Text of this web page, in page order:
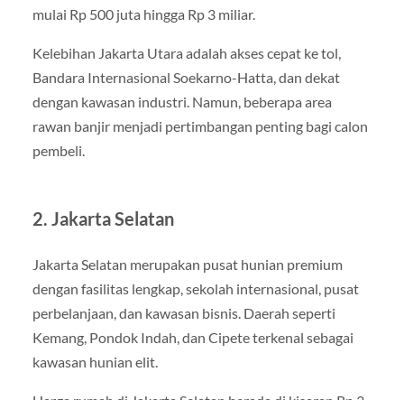
mulai Rp 500 juta hingga Rp 3 miliar.
Kelebihan Jakarta Utara adalah akses cepat ke tol,
Bandara Internasional Soekarno-Hatta, dan dekat
dengan kawasan industri. Namun, beberapa area
rawan banjir menjadi pertimbangan penting bagi calon
pembeli.
2. Jakarta Selatan
Jakarta Selatan merupakan pusat hunian premium
dengan fasilitas lengkap, sekolah internasional, pusat
perbelanjaan, dan kawasan bisnis. Daerah seperti
Kemang, Pondok Indah, dan Cipete terkenal sebagai
kawasan hunian elit.